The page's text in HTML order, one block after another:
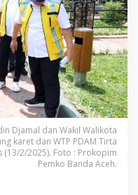
Djamal dan Wakil Walikota
karet dan WTP PDAM Tirta
(13/2/2025). Foto : Prokopim
Pemko Banda Aceh.